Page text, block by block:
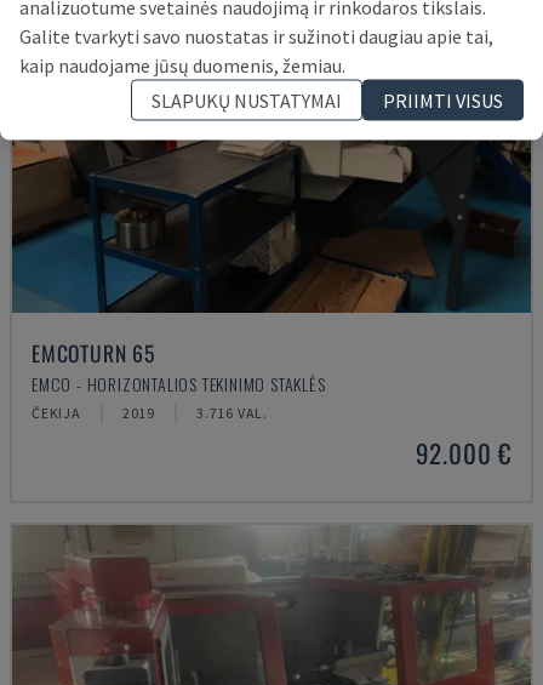
EMCOTURN 65
EMCO - HORIZONTALIOS TEKINIMO STAKLĖS
ČEKIJA 2019 3.716 VAL.
92.000 €
analizuotume svetainės naudojimą ir rinkodaros tikslais.
Galite tvarkyti savo nuostatas ir sužinoti daugiau apie tai,
kaip naudojame jūsų duomenis, žemiau.
SLAPUKŲ NUSTATYMAI
PRIIMTI VISUS